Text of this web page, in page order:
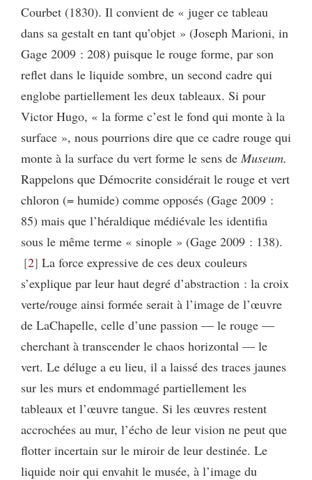
Courbet (1830). Il convient de « juger ce tableau
dans sa gestalt en tant qu’objet » (Joseph Marioni, in
Gage 2009 : 208) puisque le rouge forme, par son
reflet dans le liquide sombre, un second cadre qui
englobe partiellement les deux tableaux. Si pour
Victor Hugo, « la forme c’est le fond qui monte à la
surface », nous pourrions dire que ce cadre rouge qui
monte à la surface du vert forme le sens de Museum.
Rappelons que Démocrite considérait le rouge et vert
chloron (= humide) comme opposés (Gage 2009 :
85) mais que l’héraldique médiévale les identifia
sous le même terme « sinople » (Gage 2009 : 138).
2 La force expressive de ces deux couleurs
s’explique par leur haut degré d’abstraction : la croix
verte/rouge ainsi formée serait à l’image de l’œuvre
de LaChapelle, celle d’une passion — le rouge —
cherchant à transcender le chaos horizontal — le
vert. Le déluge a eu lieu, il a laissé des traces jaunes
sur les murs et endommagé partiellement les
tableaux et l’œuvre tangue. Si les œuvres restent
accrochées au mur, l’écho de leur vision ne peut que
flotter incertain sur le miroir de leur destinée. Le
liquide noir qui envahit le musée, à l’image du